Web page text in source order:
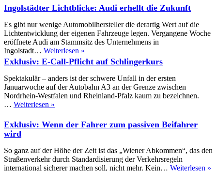
Kleben
statt
Schweißen
Ingolstädter Lichtblicke: Audi erhellt die Zukunft
Es gibt nur wenige Automobilhersteller die derartig Wert auf die
Lichtentwicklung der eigenen Fahrzeuge legen. Vergangene Woche
eröffnete Audi am Stammsitz des Unternehmens in
Ingolstadt… Weiterlesen »
Lichtblicke:
Audi
erhellt
die
Zukunft
Exklusiv: E-Call-Pflicht auf Schlingerkurs
Spektakulär – anders ist der schwere Unfall in der ersten
Januarwoche auf der Autobahn A3 an der Grenze zwischen
Nordrhein-Westfalen und Rheinland-Pfalz kaum zu bezeichnen.
… Weiterlesen »
Call-
Pflicht
Schlingerkurs
Exklusiv: Wenn der Fahrer zum passiven Beifahrer
wird
So ganz auf der Höhe der Zeit ist das „Wiener Abkommen“, das den
Straßenverkehr durch Standardisierung der Verkehrsregeln
international sicherer machen soll, nicht mehr. Kein… Weiterlesen »